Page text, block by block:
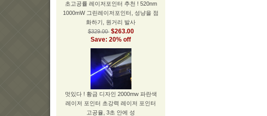
초고공률 레이저포인터 추천 ! 520nm
1000mW 그린레이저포인터, 성냥을 점
화하기, 원거리 발사
$329.00 $263.00
Save: 20% off
멋있다 ! 황금 디자인 2000mw 파란색
레이저 포인터 초강력 레이저 포인터
고공율, 3초 안에 성